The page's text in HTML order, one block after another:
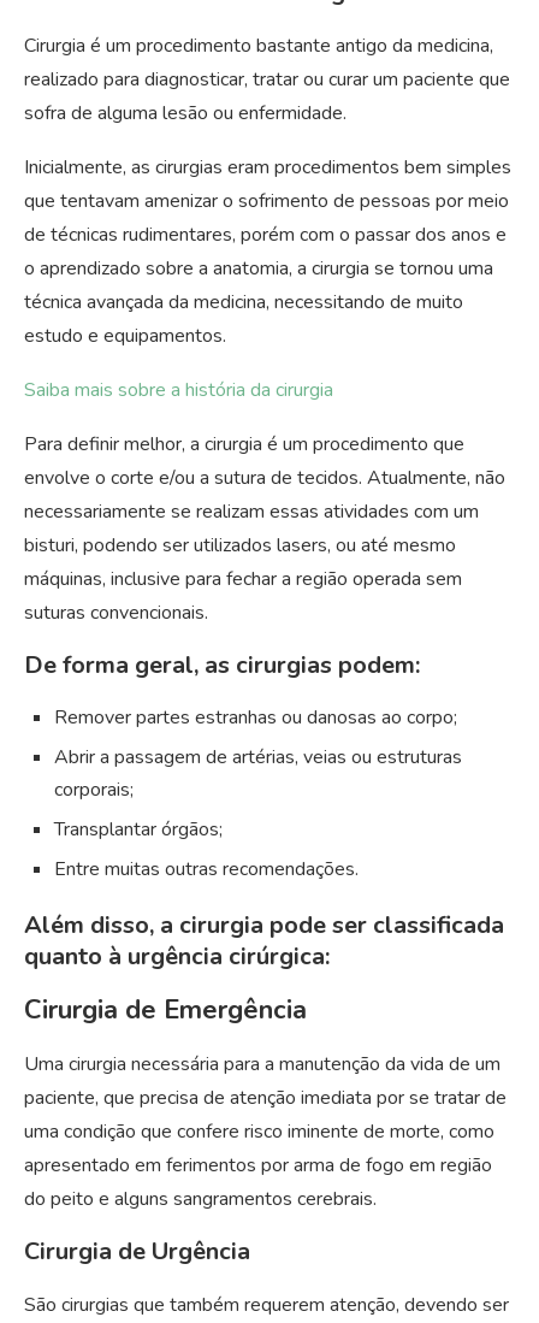
Cirurgia é um procedimento bastante antigo da medicina,
realizado para diagnosticar, tratar ou curar um paciente que
sofra de alguma lesão ou enfermidade.
Inicialmente, as cirurgias eram procedimentos bem simples
que tentavam amenizar o sofrimento de pessoas por meio
de técnicas rudimentares, porém com o passar dos anos e
o aprendizado sobre a anatomia, a cirurgia se tornou uma
técnica avançada da medicina, necessitando de muito
estudo e equipamentos.
Saiba mais sobre a história da cirurgia
Para definir melhor, a cirurgia é um procedimento que
envolve o corte e/ou a sutura de tecidos. Atualmente, não
necessariamente se realizam essas atividades com um
bisturi, podendo ser utilizados lasers, ou até mesmo
máquinas, inclusive para fechar a região operada sem
suturas convencionais.
De forma geral, as cirurgias podem:
Remover partes estranhas ou danosas ao corpo;
Abrir a passagem de artérias, veias ou estruturas
corporais;
Transplantar órgãos;
Entre muitas outras recomendações.
Além disso, a cirurgia pode ser classificada
quanto à urgência cirúrgica:
Cirurgia de Emergência
Uma cirurgia necessária para a manutenção da vida de um
paciente, que precisa de atenção imediata por se tratar de
uma condição que confere risco iminente de morte, como
apresentado em ferimentos por arma de fogo em região
do peito e alguns sangramentos cerebrais.
Cirurgia de Urgência
São cirurgias que também requerem atenção, devendo ser